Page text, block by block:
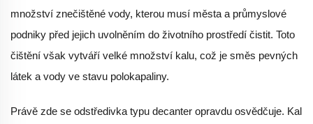
množství znečištěné vody, kterou musí města a průmyslové
podniky před jejich uvolněním do životního prostředí čistit. Toto
čištění však vytváří velké množství kalu, což je směs pevných
látek a vody ve stavu polokapaliny.
Právě zde se odstředivka typu decanter opravdu osvědčuje. Kal